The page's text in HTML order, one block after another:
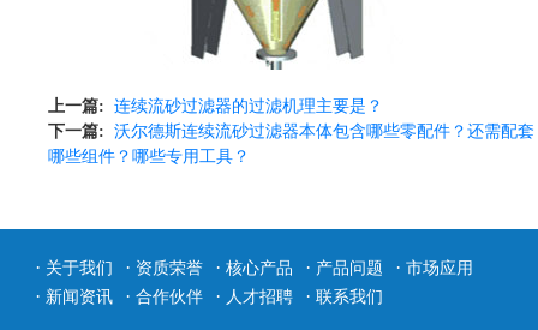
上一篇: 连续流砂过滤器的过滤机理主要是？
下一篇: 沃尔德斯连续流砂过滤器本体包含哪些零配件？还需配套
哪些组件？哪些专用工具？
· 关于我们 · 资质荣誉 · 核心产品 · 产品问题 · 市场应用
· 新闻资讯 · 合作伙伴 · 人才招聘 · 联系我们